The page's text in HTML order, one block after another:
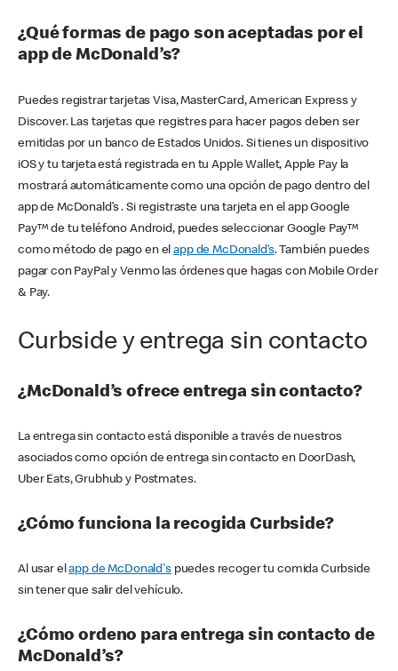
¿Qué formas de pago son aceptadas por el
app de McDonald’s?
Puedes registrar tarjetas Visa, MasterCard, American Express y
Discover. Las tarjetas que registres para hacer pagos deben ser
emitidas por un banco de Estados Unidos. Si tienes un dispositivo
iOS y tu tarjeta está registrada en tu Apple Wallet, Apple Pay la
mostrará automáticamente como una opción de pago dentro del
app de McDonald’s . Si registraste una tarjeta en el app Google
Pay™ de tu teléfono Android, puedes seleccionar Google Pay™
como método de pago en elapp de McDonald’s. También puedes
pagar con PayPal y Venmo las órdenes que hagas con Mobile Order
& Pay.
Curbside y entrega sin contacto
¿McDonald’s ofrece entrega sin contacto?
La entrega sin contacto está disponible a través de nuestros
asociados como opción de entrega sin contacto en DoorDash,
Uber Eats, Grubhub y Postmates.
¿Cómo funciona la recogida Curbside?
Al usar elapp de McDonald'spuedes recoger tu comida Curbside
sin tener que salir del vehículo.
¿Cómo ordeno para entrega sin contacto de
McDonald’s?